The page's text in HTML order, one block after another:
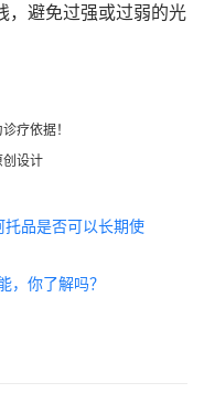
，避免过强或过弱的光
疗依据！
创设计
品是否可以长期使
，你了解吗？